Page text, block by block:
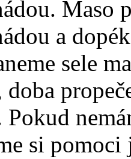
Maso
a
sele
doba
Pokud
si pomoci